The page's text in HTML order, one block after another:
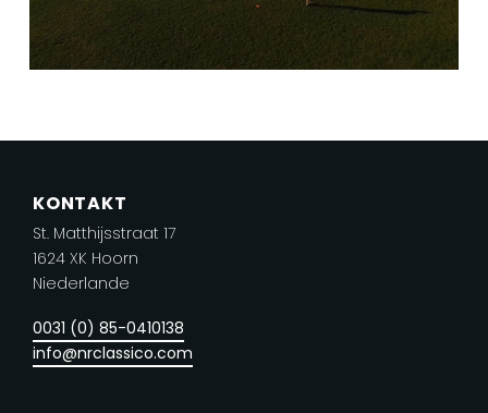
KONTAKT
St. Matthijsstraat 17
1624 XK Hoorn
Niederlande
0031 (0) 85-0410138
info@nrclassico.com